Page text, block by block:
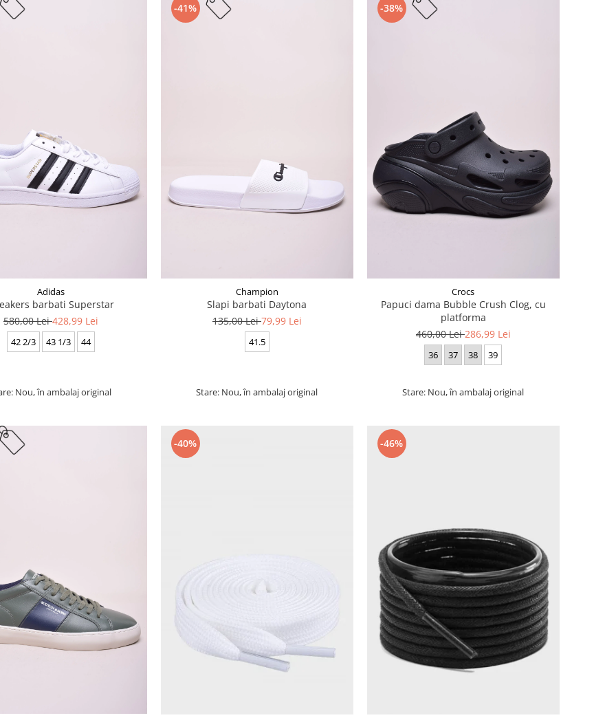
Adidas
barbati Superstar
580,00 Lei428,99 Lei
42 2/3 43 1/3 44
Nou, în ambalaj original
-41%
Champion
Slapi barbati Daytona
135,00 Lei79,99 Lei
41.5
Stare: Nou, în ambalaj original
-38%
Crocs
Papuci dama Bubble Crush Clog, cu
platforma
460,00 Lei286,99 Lei
36 37 38 39
Stare: Nou, în ambalaj original
-40% -46%